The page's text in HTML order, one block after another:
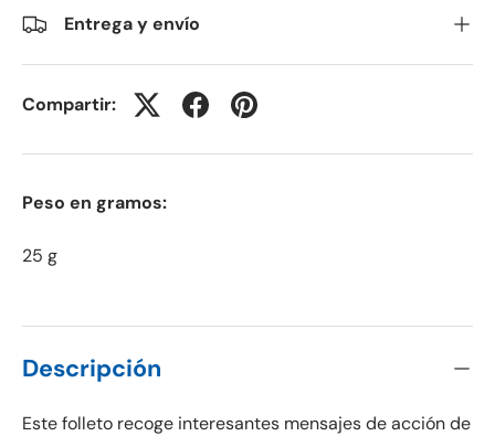
Entrega y envío
Compartir:
Peso en gramos:
25 g
Descripción
Este folleto recoge interesantes mensajes de acción de